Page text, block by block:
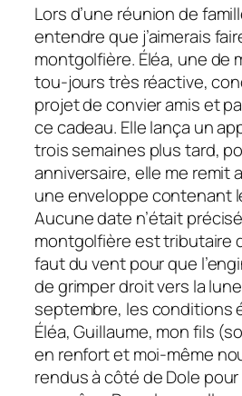
Lors d’une réunion de
entendre que j’aimerais
montgolfière. Éléa, une de
tou-jours très réactive,
projet de convier amis et
ce cadeau. Elle lança un
trois semaines plus tard,
anniversaire, elle me remit
une enveloppe contenant
Aucune date n’était
montgolfière est tributaire
faut du vent pour que
de grimper droit vers la
septembre, les conditions
Éléa, Guillaume, mon fils
en renfort et moi-même
rendus à côté de Dole